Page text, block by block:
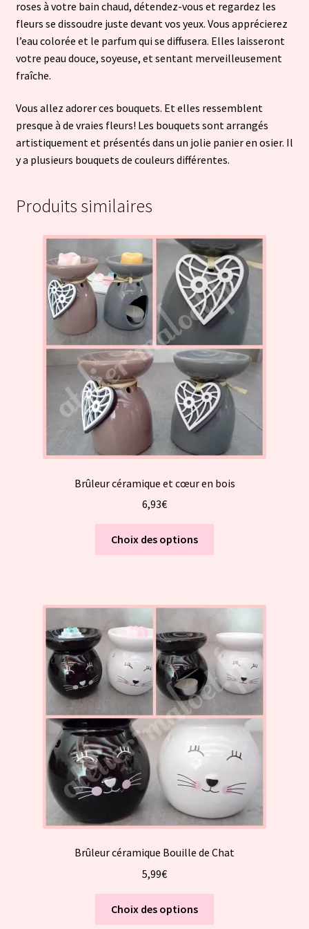
roses à votre bain chaud, détendez-vous et regardez les
fleurs se dissoudre juste devant vos yeux. Vous apprécierez
l’eau colorée et le parfum qui se diffusera. Elles laisseront
votre peau douce, soyeuse, et sentant merveilleusement
fraîche.
Vous allez adorer ces bouquets. Et elles ressemblent
presque à de vraies fleurs! Les bouquets sont arrangés
artistiquement et présentés dans un jolie panier en osier. Il
y a plusieurs bouquets de couleurs différentes.
Produits similaires
Brûleur céramique et cœur en bois
6,93€
Choix des options
options
peuvent
être
choisies
la
produit
Brûleur céramique Bouille de Chat
5,99€
Choix des options